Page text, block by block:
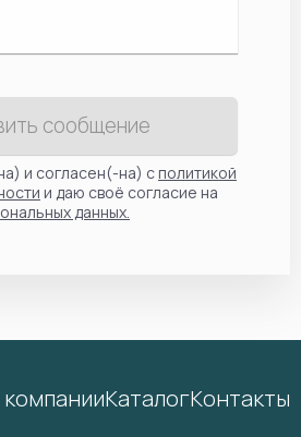
сообщение
и согласен(-на) сполитикой
и даю своё согласие на
данных.
КаталогКонтакты